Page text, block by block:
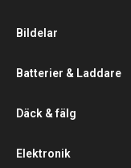
Bildelar
Batterier & Laddare
Däck & fälg
Elektronik